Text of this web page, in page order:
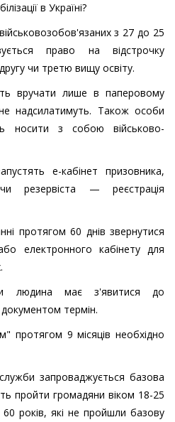
в Україні?
з 27 до 25
право на відстрочку
чи третю вищу освіту.
вручати лише в паперовому
надсилатимуть. Також особи
носити з собою військово-
е-кабінет призовника,
чи резервіста — реєстрація
протягом 60 днів звернутися
кабінету для
людина має з'явитися до
термін.
протягом 9 місяців необхідно
запроваджується базова
пройти громадяни віком 18-25
років, які не пройшли базову